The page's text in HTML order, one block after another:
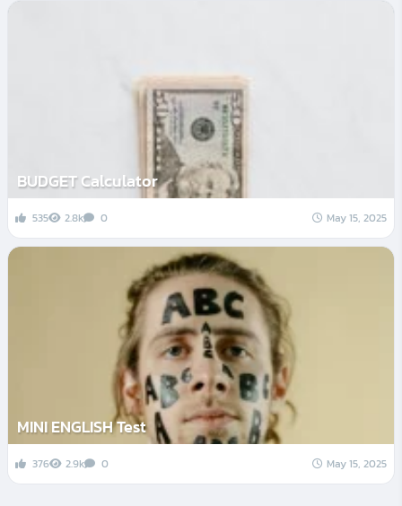
BUDGET Calculator
535 2.8k 0 May 15, 2025
MINI ENGLISH Test
376 2.9k 0 May 15, 2025